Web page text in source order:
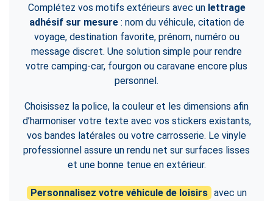
Complétez vos motifs extérieurs avec un lettrage
adhésif sur mesure: nom du véhicule, citation de
voyage, destination favorite, prénom, numéro ou
message discret. Une solution simple pour rendre
votre camping-car, fourgon ou caravane encore plus
personnel.
Choisissez la police, la couleur et les dimensions afin
d’harmoniser votre texte avec vos stickers existants,
vos bandes latérales ou votre carrosserie. Le vinyle
professionnel assure un rendu net sur surfaces lisses
et une bonne tenue en extérieur.
Personnalisez votre véhicule de loisirs avec un